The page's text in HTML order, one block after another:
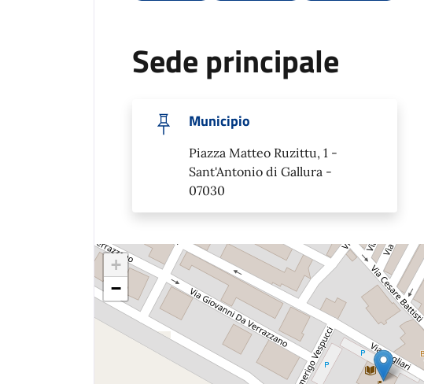
Sede principale
Municipio
Piazza Matteo Ruzittu, 1 -
Sant'Antonio di Gallura -
07030
+
−